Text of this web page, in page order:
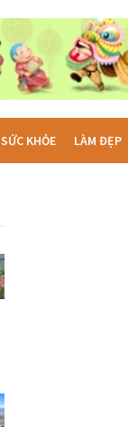
SỨC KHỎE LÀM ĐẸP